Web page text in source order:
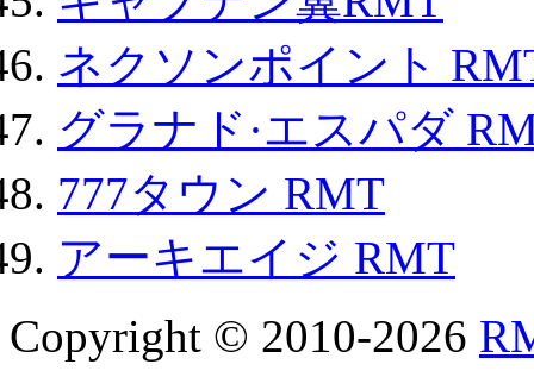
ネクソンポイント
グラナド·エスパダ
777タウン RMT
アーキエイジ RMT
Copyright © 2010-2026